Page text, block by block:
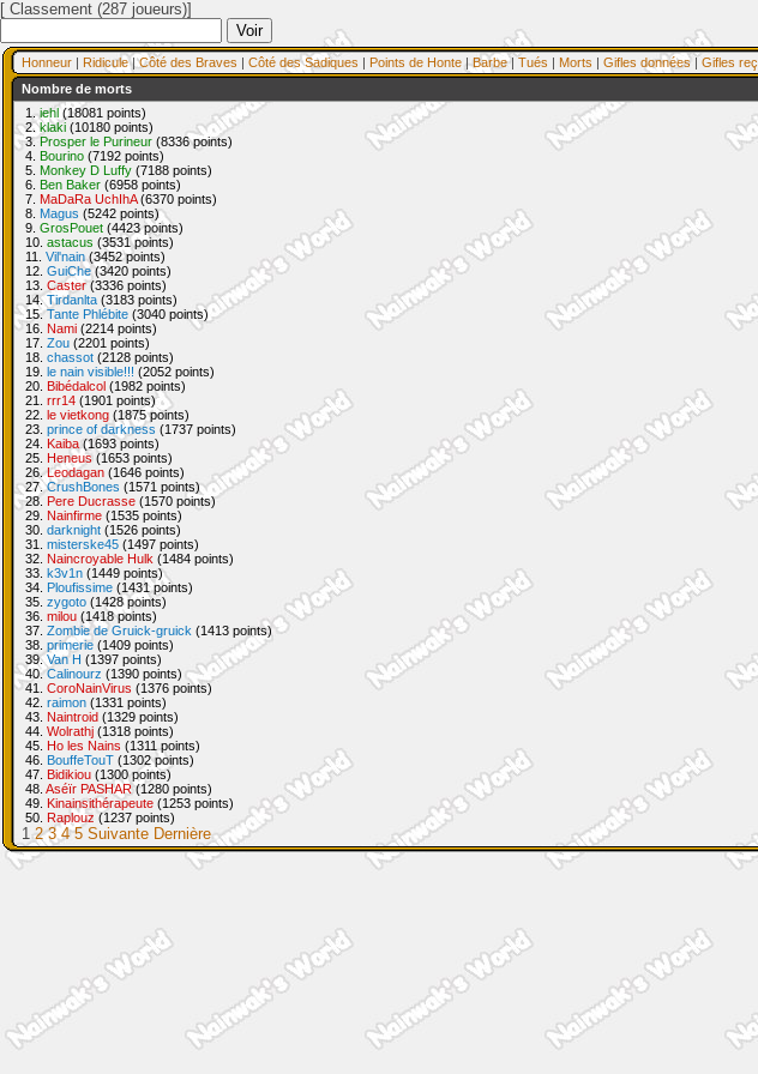
[ Classement (287 joueurs)]
Honneur | Ridicule|Côté des Braves | Côté des Sadiques | Points de Honte |Barbe| Tués | Morts | Gifles données | Gifles
Nombre de morts
1. iehl (18081 points)
2.klaki (10180 points)
3. Prosper le Purineur (8336 points)
4. Bourino (7192 points)
5. Monkey D Luffy (7188 points)
6. Ben Baker (6958 points)
7. MaDaRa UchIhA(6370 points)
8. Magus (5242 points)
9. GrosPouet (4423 points)
10. astacus (3531 points)
11. Vil'nain (3452 points)
12. GuiChe (3420 points)
13. Caster (3336 points)
14.Tirdanlta (3183 points)
15.Tante Phlébite (3040 points)
16. Nami (2214 points)
17. Zou (2201 points)
18. chassot (2128 points)
19. le nain visible!!! (2052 points)
20. Bibédalcol (1982 points)
21. rrr14 (1901 points)
22. le vietkong (1875 points)
23. prince of darkness (1737 points)
24. Kaiba (1693 points)
25. Heneus (1653 points)
26.Leodagan (1646 points)
27.CrushBones (1571 points)
28. Pere Ducrasse (1570 points)
29. Nainfirme (1535 points)
30. darknight (1526 points)
31. misterske45 (1497 points)
32. Naincroyable Hulk (1484 points)
33. k3v1n (1449 points)
34. Ploufissime (1431 points)
35. zygoto (1428 points)
36. milou (1418 points)
37. Zombie de Gruick-gruick (1413 points)
38. primerie (1409 points)
39.Van H (1397 points)
40.Calinourz (1390 points)
41. CoroNainVirus (1376 points)
42. raimon (1331 points)
43. Naintroid (1329 points)
44. Wolrathj (1318 points)
45. Ho les Nains (1311 points)
46. BouffeTouT (1302 points)
47. Bidikiou (1300 points)
48. Aséïr PASHAR(1280 points)
49. Kinainsithérapeute (1253 points)
50. Raplouz (1237 points)
1 2 3 4 5 Suivante Dernière